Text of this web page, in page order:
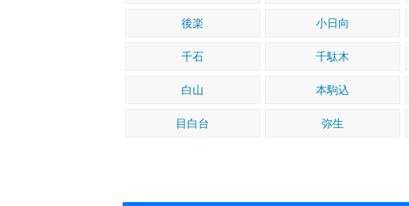
後楽 小日向
千石 千駄木
白山 本駒込
目白台 弥生